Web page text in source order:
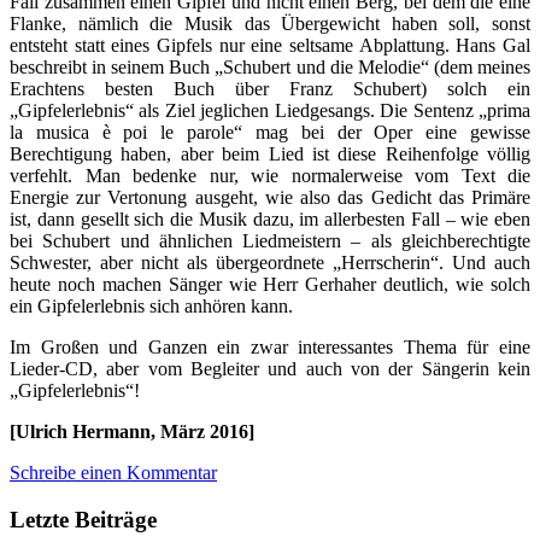
Flanke, nämlich die Musik das Übergewicht haben soll, sonst
entsteht statt eines Gipfels nur eine seltsame Abplattung. Hans Gal
beschreibt in seinem Buch „Schubert und die Melodie“ (dem meines
Erachtens besten Buch über Franz Schubert) solch ein
„Gipfelerlebnis“ als Ziel jeglichen Liedgesangs. Die Sentenz „prima
la musica è poi le parole“ mag bei der Oper eine gewisse
Berechtigung haben, aber beim Lied ist diese Reihenfolge völlig
verfehlt. Man bedenke nur, wie normalerweise vom Text die
Energie zur Vertonung ausgeht, wie also das Gedicht das Primäre
ist, dann gesellt sich die Musik dazu, im allerbesten Fall – wie eben
bei Schubert und ähnlichen Liedmeistern – als gleichberechtigte
Schwester, aber nicht als übergeordnete „Herrscherin“. Und auch
heute noch machen Sänger wie Herr Gerhaher deutlich, wie solch
ein Gipfelerlebnis sich anhören kann.
Im Großen und Ganzen ein zwar interessantes Thema für eine
Lieder-CD, aber vom Begleiter und auch von der Sängerin kein
„Gipfelerlebnis“!
[Ulrich Hermann, März 2016]
Schreibe einen Kommentar
Letzte Beiträge